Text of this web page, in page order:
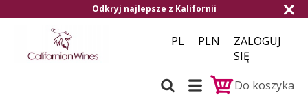
Odkryj najlepsze z Kalifornii
PL PLN
ZALOGUJ
SIĘ
Do koszyka